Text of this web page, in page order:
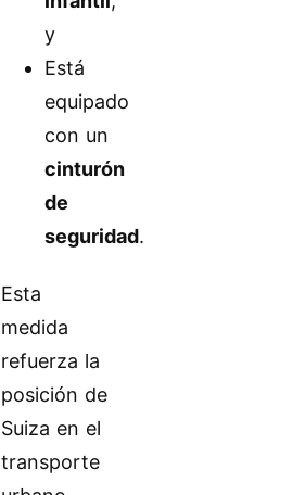
y
Está
equipado
con un
cinturón
de
seguridad.
Esta
medida
refuerza la
posición de
Suiza en el
transporte